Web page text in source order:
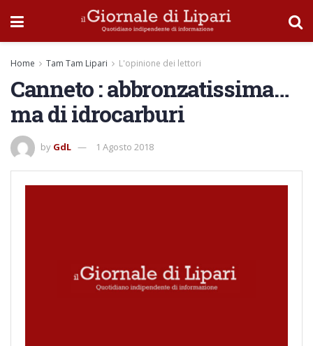
Home Tam Tam Lipari L'opinione dei lettori
Canneto : abbronzatissima…
ma di idrocarburi
by GdL 1 Agosto 2018